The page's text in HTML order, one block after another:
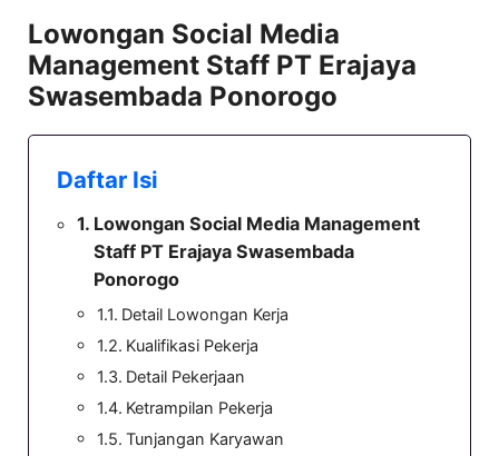
Lowongan Social Media
Management Staff PT Erajaya
Swasembada Ponorogo
Daftar Isi
Lowongan Social Media Management
Staff PT Erajaya Swasembada
Ponorogo
Detail Lowongan Kerja
Kualifikasi Pekerja
Detail Pekerjaan
Ketrampilan Pekerja
Tunjangan Karyawan